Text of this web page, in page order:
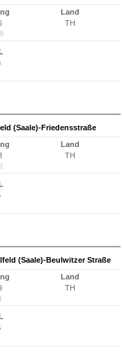
Land
TH
(Saale)-Friedensstraße
Land
TH
(Saale)-Beulwitzer Straße
Land
TH